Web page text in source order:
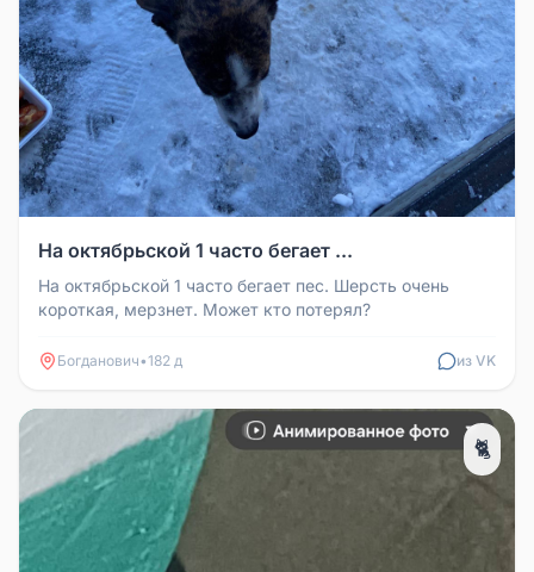
На октябрьской 1 часто бегает ...
На октябрьской 1 часто бегает пес. Шерсть очень
короткая, мерзнет. Может кто потерял?
Богданович•182 д из VK
🐈